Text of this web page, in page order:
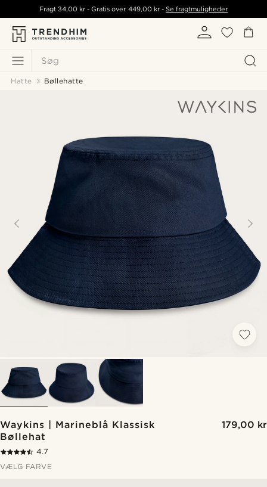
Søg
Fragt34,00 kr - Gratis over 449,00 kr- Se fragtmuligheder
Hatte Bøllehatte
Waykins | Marineblå Klassisk
Bøllehat
179,00 kr
4.7
VÆLG FARVE